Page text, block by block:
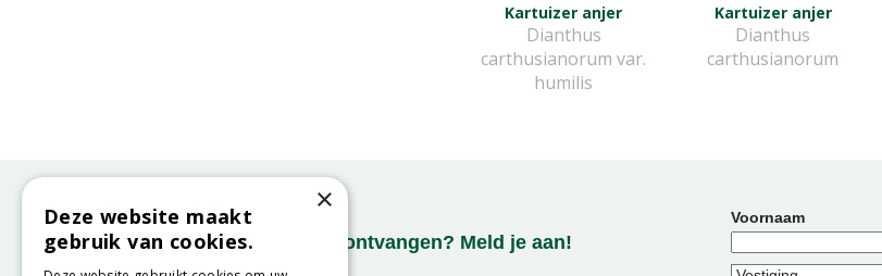
Kartuizer anjer
Dianthus
carthusianorum var.
humilis
Kartuizer anjer
Dianthus
carthusianorum
Onze nieuwsbrief ontvangen? Meld je aan!
Voornaam
×
Deze website maakt
gebruik van cookies.